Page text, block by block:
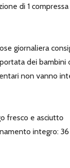
di 1
giornaliera
dei bambini
non vanno
fresco e asciutto
integro: 36